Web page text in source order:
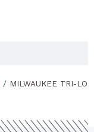
/ MILWAUKEE TRI-